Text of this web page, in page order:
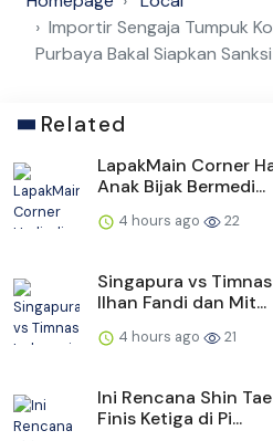
Importir Sengaja Tumpuk
Purbaya Bakal Siapkan Sanksi
Related
LapakMain Corner
Anak Bijak Bermedi...
4 hours ago 22
Singapura vs
Ilhan Fandi dan Mit...
4 hours ago 21
Ini Rencana Shin
Finis Ketiga di Pi...